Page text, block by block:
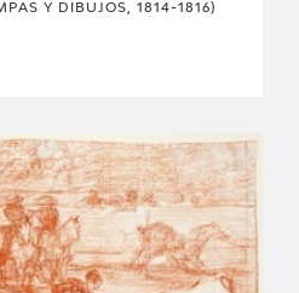
Y DIBUJOS, 1814-1816)